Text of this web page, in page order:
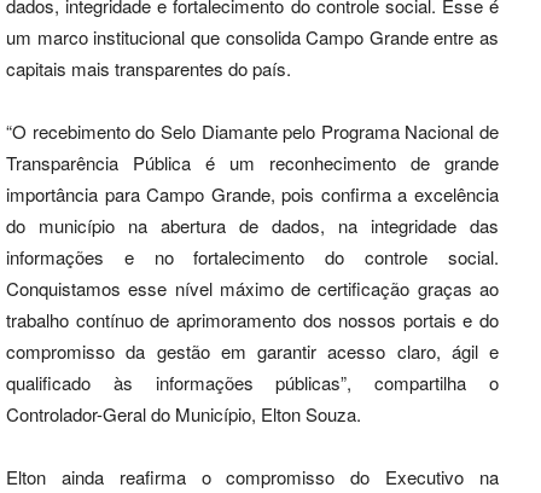
dados, integridade e fortalecimento do controle social. Esse é
um marco institucional que consolida Campo Grande entre as
capitais mais transparentes do país.
“O recebimento do Selo Diamante pelo Programa Nacional de
Transparência Pública é um reconhecimento de grande
importância para Campo Grande, pois confirma a excelência
do município na abertura de dados, na integridade das
informações e no fortalecimento do controle social.
Conquistamos esse nível máximo de certificação graças ao
trabalho contínuo de aprimoramento dos nossos portais e do
compromisso da gestão em garantir acesso claro, ágil e
qualificado às informações públicas”, compartilha o
Controlador-Geral do Município, Elton Souza.
Elton ainda reafirma o compromisso do Executivo na